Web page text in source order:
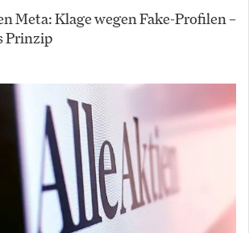
Meta: Klage wegen Fake-Profilen –
Prinzip